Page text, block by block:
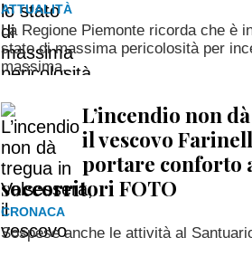
ATTUALITÀ
La Regione Piemonte ricorda che è
stato di massima pericolosità per
massima...
L’incendio non
il vescovo
portare conforto
soccorritori FOTO
CRONACA
Sospese anche le attività al